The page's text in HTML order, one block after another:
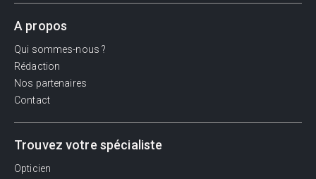
A propos
Qui sommes-nous ?
Rédaction
Nos partenaires
Contact
Trouvez votre spécialiste
Opticien